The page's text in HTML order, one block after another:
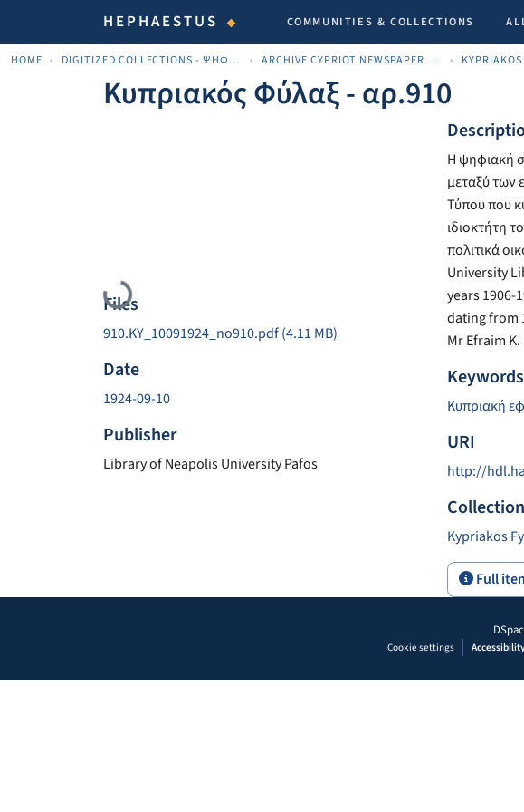
HEPHAESTUS COMMUNITIES & COLLECTIONS
HOME DIGITIZED COLLECTIONS - ΨΗΦΙΟΠΟΙΗΜΈΝΕΣ ΣΥΛΛΟΓΈΣ ARCHIVE CYPRIOT NEWSPAPER MATERIALS KYPRIAKOS
Κυπριακός Φύλαξ - αρ.910
Loading...
Files
910.KY_10091924_no910.pdf(4.11 MB)
Date
1924-09-10
Publisher
Library of Neapolis University Pafos
Η ψηφιακή
μεταξύ των
Τύπου που
ιδιοκτήτη
πολιτικά
University
years 1906-
dating from
Mr Efraim
Keywords
Κυπριακή
URI
http://
Kypriakos
Full
Cookie settings